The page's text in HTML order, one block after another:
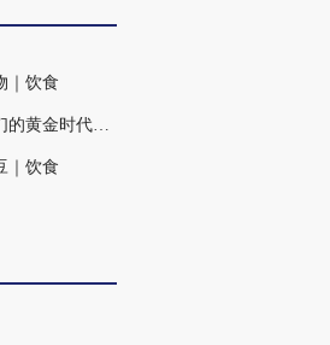
｜饮食
朱学东：江南秋蔬承前启后，它们的黄金时代还没到来｜饮食
｜饮食